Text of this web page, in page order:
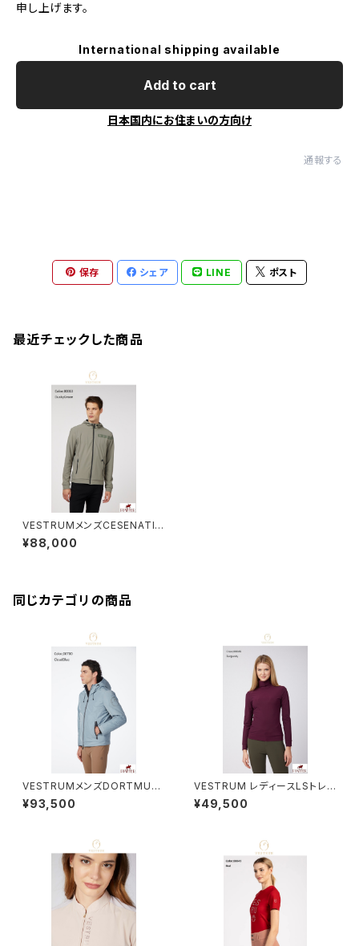
申し上げます。
International shipping available
Add to cart
日本国内にお住まいの方向け
通報する
保存 シェア LINE ポスト
最近チェックした商品
VESTRUMメンズCESENATIC
Oジャケット M344565033
¥88,000
同じカテゴリの商品
VESTRUMメンズDORTMUN
Dジャケット M310320134
¥93,500
VESTRUM レディースLSトレ
ーニングトップス W65836000
2
¥49,500